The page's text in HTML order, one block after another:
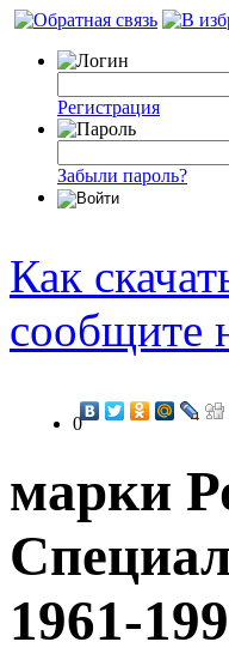
Регистрация
Забыли пароль?
Как
сообщите
0
марки
1961-